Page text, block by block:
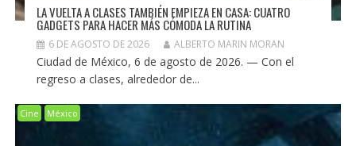
LA VUELTA A CLASES TAMBIÉN EMPIEZA EN CASA: CUATRO
GADGETS PARA HACER MÁS CÓMODA LA RUTINA
6 DE AGOSTO DE 2026 ALBERTO MARIN MORAN
Ciudad de México, 6 de agosto de 2026. — Con el
regreso a clases, alrededor de...
Cine México